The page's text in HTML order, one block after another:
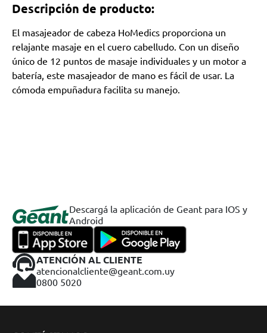
Descripción de producto:
El masajeador de cabeza HoMedics proporciona un
relajante masaje en el cuero cabelludo. Con un diseño
único de 12 puntos de masaje individuales y un motor a
batería, este masajeador de mano es fácil de usar. La
cómoda empuñadura facilita su manejo.
Descargá la aplicación de Geant para IOS y
Android
ATENCIÓN AL CLIENTE
atencionalcliente@geant.com.uy
0800 5020